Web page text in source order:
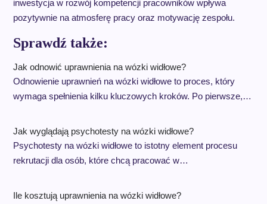
inwestycja w rozwój kompetencji pracowników wpływa
pozytywnie na atmosferę pracy oraz motywację zespołu.
Sprawdź także:
Jak odnowić uprawnienia na wózki widłowe?
Odnowienie uprawnień na wózki widłowe to proces, który
wymaga spełnienia kilku kluczowych kroków. Po pierwsze,…
Jak wyglądają psychotesty na wózki widłowe?
Psychotesty na wózki widłowe to istotny element procesu
rekrutacji dla osób, które chcą pracować w…
Ile kosztują uprawnienia na wózki widłowe?